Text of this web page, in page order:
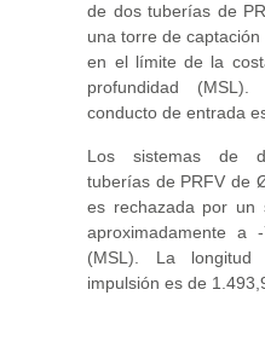
de dos tuberías de
una torre de
en el límite de la
profundidad
conducto de entrada
Los sistemas de
tuberías de PRFV de
es rechazada por un
aproximadamente a
(MSL). La
impulsión es de